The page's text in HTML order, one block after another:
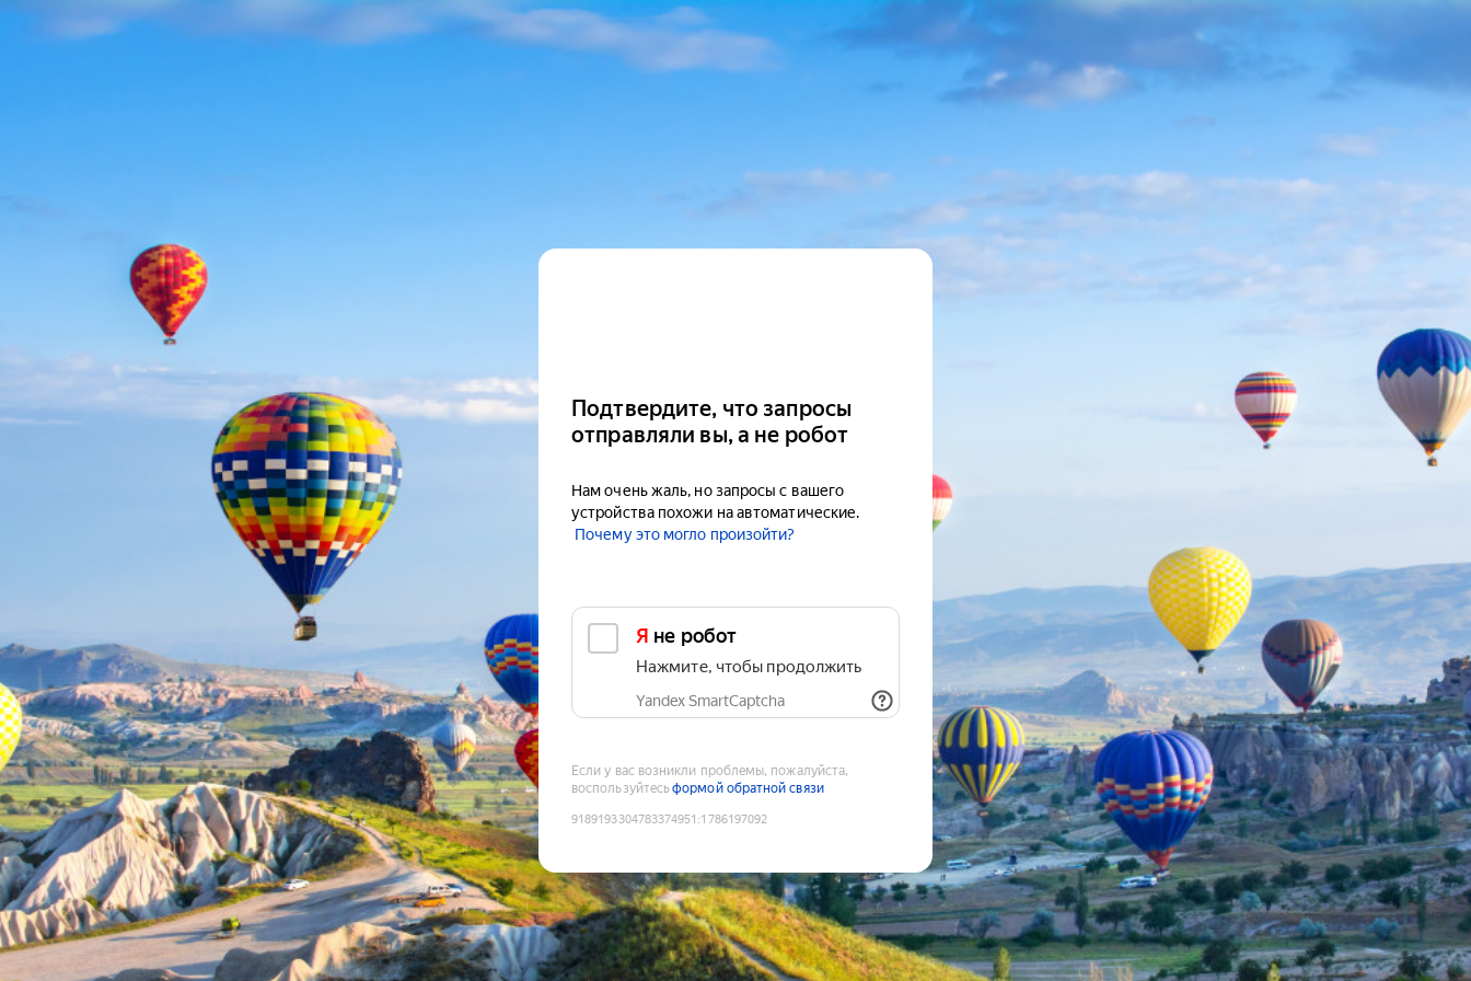
Подтвердите, что запросы
отправляли вы, а не робот
Нам очень жаль, но запросы с вашего
устройства похожи на автоматические.
Почему это могло произойти?
Я не робот
Нажмите, чтобы продолжить
Yandex SmartCaptcha
Если у вас возникли проблемы, пожалуйста,
воспользуйтесьформой обратной связи
9189193304783374951 :1786197092